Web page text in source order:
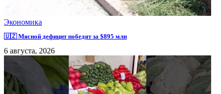
Экономика
🇺🇿 Мясной дефицит победят за $895 млн
6 августа, 2026